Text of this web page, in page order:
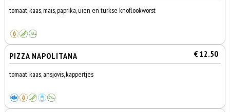
tomaat, kaas, mais, paprika, uien en turkse knoflookworst
PIZZA NAPOLITANA € 12.50
tomaat, kaas, ansjovis, kappertjes